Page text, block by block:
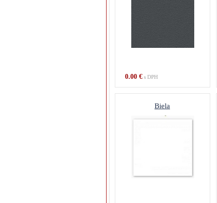
0.00 €s DPH
Biela